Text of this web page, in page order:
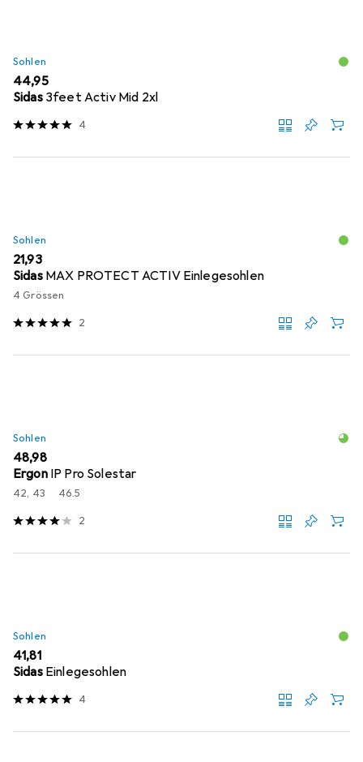
Sohlen
EUR
44,95
Sidas 3feet Activ Mid 2xl
4
Sohlen
EUR
21,93
Sidas MAX PROTECT ACTIV Einlegesohlen
4 Grössen
2
Sohlen
EUR
48,98
Ergon IP Pro Solestar
42, 43 46.5
2
Sohlen
EUR
41,81
Sidas Einlegesohlen
4